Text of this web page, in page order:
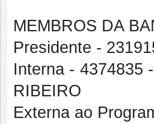
MEMBROS DA
Presidente -
Interna - 4374835
RIBEIRO
Externa ao